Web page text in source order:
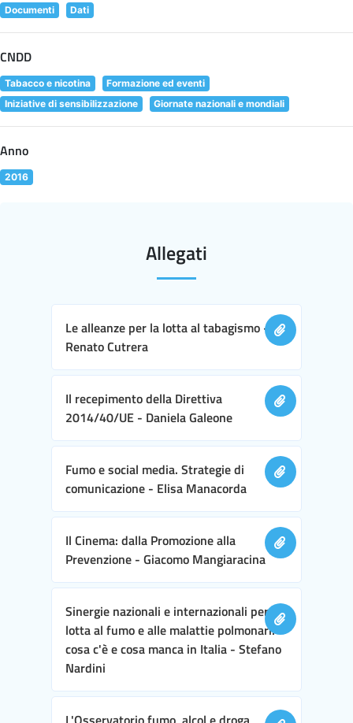
Documenti Dati
CNDD
Tabacco e nicotina
Formazione ed eventi
Iniziative di sensibilizzazione
Giornate nazionali e mondiali
Anno
2016
Allegati
Le alleanze per la lotta al tabagismo -
Renato Cutrera
Il recepimento della Direttiva
2014/40/UE - Daniela Galeone
Fumo e social media. Strategie di
comunicazione - Elisa Manacorda
Il Cinema: dalla Promozione alla
Prevenzione - Giacomo Mangiaracina
Sinergie nazionali e internazionali per la
lotta al fumo e alle malattie polmonari:
cosa c'è e cosa manca in Italia - Stefano
Nardini